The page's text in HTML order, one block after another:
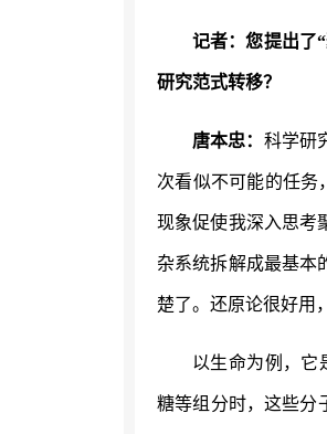
记者：您提出了
研究范式转移？
唐本忠： 科学研
次看似不可能的任务
现象促使我深入思考
杂系统拆解成最基本
楚了。还原论很好用
以生命为例，它
糖等组分时，这些分